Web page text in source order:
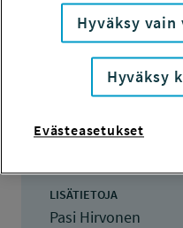
HANKENUMERO
260286
Pasi Hirvonen
TOTEUTTAJA
LISÄTIETOJA
Pasi Hirvonen
Hyväksy
Hyväksy
Evästeasetukset